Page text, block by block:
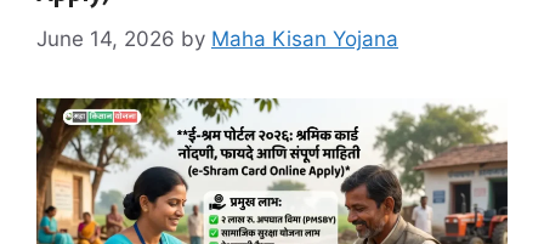
June 14, 2026 by Maha Kisan Yojana